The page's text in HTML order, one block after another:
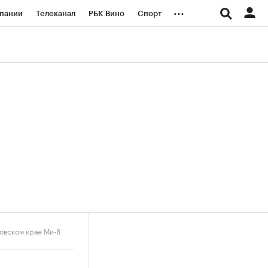
Телеканал РБК Вино Спорт ...
крае Ми-8